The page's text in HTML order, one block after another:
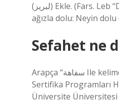
(ﻟﺒﺮﻳﺰ) Ekle. (Fars. Leb “Dudaklar, Edge” ve Rioz “Shed” ve Leb -Rioz “Gießen von der Kante” Supernaches ile dolu,
ağızla dolu: Neyin
Sefahet ne
Arapça “سفاهة Ile kelimesi, Arapça” abartı, karmaşık değil, edebi değil “anlamında kullanılır. Word ne yapar? -TDK
Sertifika Programları
Üniversite